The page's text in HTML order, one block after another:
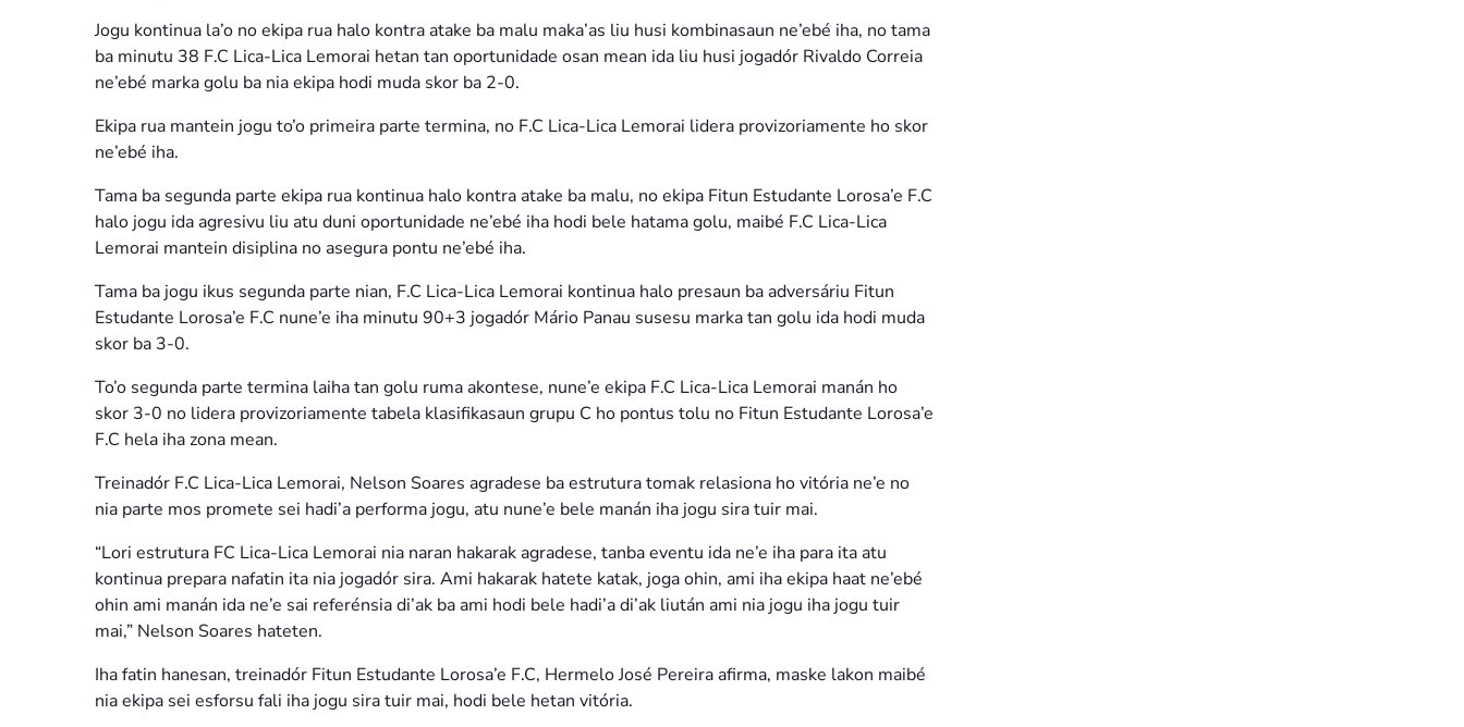
Jogu kontinua la’o no ekipa rua halo kontra atake ba malu maka’as liu husi kombinasaun ne’ebé iha, no tama
ba minutu 38 F.C Lica-Lica Lemorai hetan tan oportunidade osan mean ida liu husi jogadór Rivaldo Correia
ne’ebé marka golu ba nia ekipa hodi muda skor ba 2-0.
Ekipa rua mantein jogu to’o primeira parte termina, no F.C Lica-Lica Lemorai lidera provizoriamente ho skor
ne’ebé iha.
Tama ba segunda parte ekipa rua kontinua halo kontra atake ba malu, no ekipa Fitun Estudante Lorosa’e F.C
halo jogu ida agresivu liu atu duni oportunidade ne’ebé iha hodi bele hatama golu, maibé F.C Lica-Lica
Lemorai mantein disiplina no asegura pontu ne’ebé iha.
Tama ba jogu ikus segunda parte nian, F.C Lica-Lica Lemorai kontinua halo presaun ba adversáriu Fitun
Estudante Lorosa’e F.C nune’e iha minutu 90+3 jogadór Mário Panau susesu marka tan golu ida hodi muda
skor ba 3-0.
To’o segunda parte termina laiha tan golu ruma akontese, nune’e ekipa F.C Lica-Lica Lemorai manán ho
skor 3-0 no lidera provizoriamente tabela klasifikasaun grupu C ho pontus tolu no Fitun Estudante Lorosa’e
F.C hela iha zona mean.
Treinadór F.C Lica-Lica Lemorai, Nelson Soares agradese ba estrutura tomak relasiona ho vitória ne’e no
nia parte mos promete sei hadi’a performa jogu, atu nune’e bele manán iha jogu sira tuir mai.
“Lori estrutura FC Lica-Lica Lemorai nia naran hakarak agradese, tanba eventu ida ne’e iha para ita atu
kontinua prepara nafatin ita nia jogadór sira. Ami hakarak hatete katak, joga ohin, ami iha ekipa haat ne’ebé
ohin ami manán ida ne’e sai referénsia di’ak ba ami hodi bele hadi’a di’ak liután ami nia jogu iha jogu tuir
mai,” Nelson Soares hateten.
Iha fatin hanesan, treinadór Fitun Estudante Lorosa’e F.C, Hermelo José Pereira afirma, maske lakon maibé
nia ekipa sei esforsu fali iha jogu sira tuir mai, hodi bele hetan vitória.